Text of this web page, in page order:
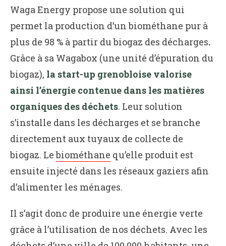
Waga Energy propose une solution qui
permet la production d’un biométhane pur à
plus de 98 % à partir du biogaz des décharges.
Grâce à sa Wagabox (une unité d’épuration du
biogaz), la start-up grenobloise valorise
ainsi l’énergie contenue dans les matières
organiques des déchets. Leur solution
s’installe dans les décharges et se branche
directement aux tuyaux de collecte de
biogaz. Lebiométhane qu’elle produit est
ensuite injecté dans les réseaux gaziers afin
d’alimenter les ménages.
Il s’agit donc de produire une énergie verte
grâce à l’utilisation de nos déchets. Avec les